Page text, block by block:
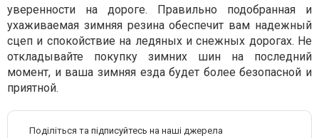
уверенности на дороге. Правильно подобранная и
ухаживаемая зимняя резина обеспечит вам надежный
сцеп и спокойствие на ледяных и снежных дорогах. Не
откладывайте покупку зимних шин на последний
момент, и ваша зимняя езда будет более безопасной и
приятной.
Поділіться та підписуйтесь на наші джерела